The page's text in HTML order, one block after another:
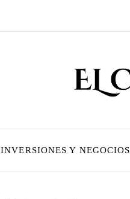
INVERSIONES Y NEGOCIOS